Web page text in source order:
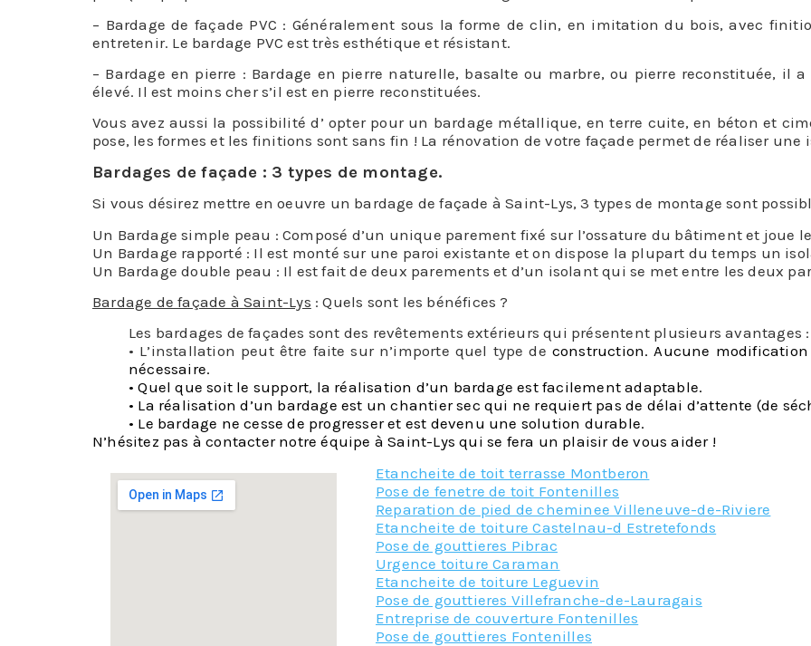
– Bardage de façade PVC : Généralement sous la forme de clin, en imitation du bois, avec
entretenir. Le bardage PVC est très esthétique et résistant.
– Bardage en pierre : Bardage en pierre naturelle, basalte ou marbre, ou pierre reconstituée,
élevé. Il est moins cher s’il est en pierre reconstituées.
Vous avez aussi la possibilité d’ opter pour un bardage métallique, en terre cuite, en béton et
pose, les formes et les finitions sont sans fin ! La rénovation de votre façade permet de réaliser une
Bardages de façade : 3 types de montage.
Si vous désirez mettre en oeuvre un bardage de façade à Saint-Lys, 3 types de montage sont
Un Bardage simple peau : Composé d’un unique parement fixé sur l’ossature du bâtiment et joue
Un Bardage rapporté : Il est monté sur une paroi existante et on dispose la plupart du temps un
Un Bardage double peau : Il est fait de deux parements et d’un isolant qui se met entre les deux
Bardage de façade à Saint-Lys : Quels sont les bénéfices ?
Les bardages de façades sont des revêtements extérieurs qui présentent plusieurs avantages :
• L’installation peut être faite sur n’importe quel type de construction. Aucune modificatio
nécessaire.
• Quel que soit le support, la réalisation d’un bardage est facilement adaptable.
• La réalisation d’un bardage est un chantier sec qui ne requiert pas de délai d’attente (de
• Le bardage ne cesse de progresser et est devenu une solution durable.
N’hésitez pas à contacter notre équipe à Saint-Lys qui se fera un plaisir de vous aider !
Etancheite de toit terrasse Montberon
Pose de fenetre de toit Fontenilles
Reparation de pied de cheminee Villeneuve-de-Riviere
Etancheite de toiture Castelnau-d Estretefonds
Pose de gouttieres Pibrac
Urgence toiture Caraman
Etancheite de toiture Leguevin
Pose de gouttieres Villefranche-de-Lauragais
Entreprise de couverture Fontenilles
Pose de gouttieres Fontenilles